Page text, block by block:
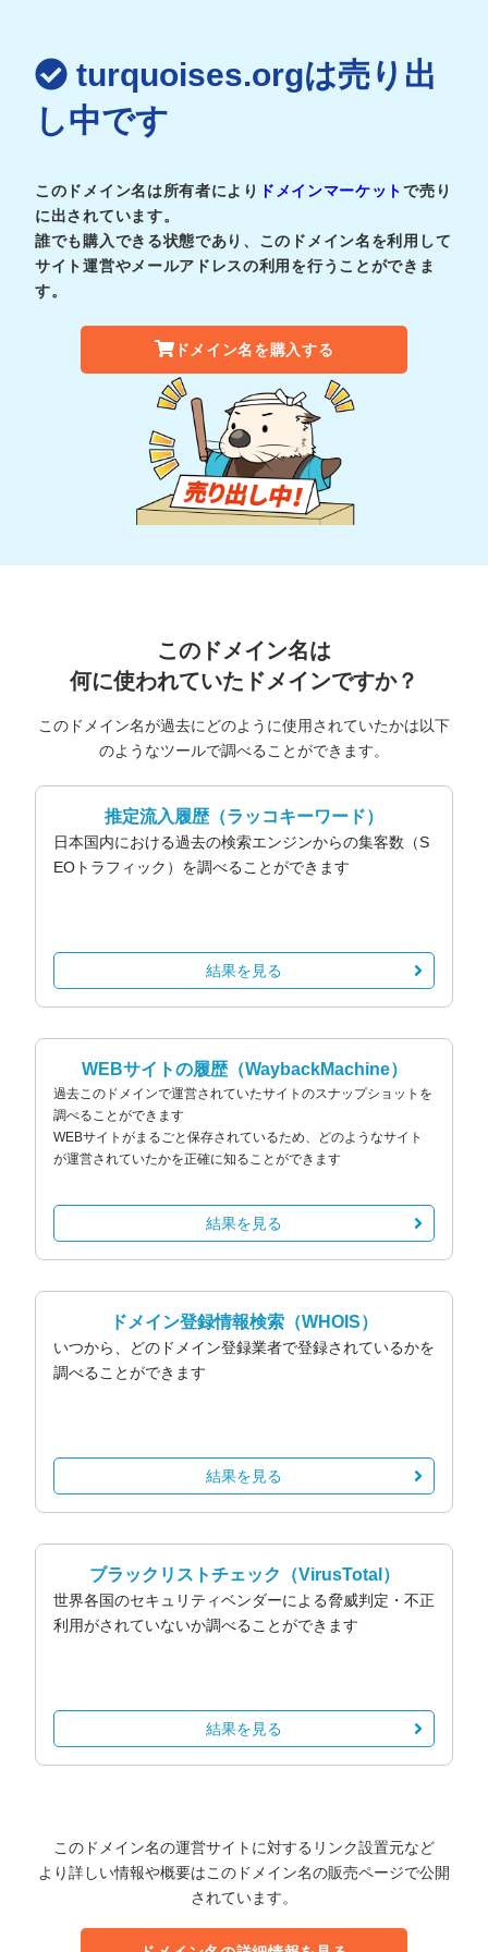
turquoises.orgは売り出
し中です
このドメイン名は所有者により ドメインマーケットで売り
に出されています。
誰でも購入できる状態であり、このドメイン名を利用して
サイト運営やメールアドレスの利用を行うことができま
す。
ドメイン名を購入する
このドメイン名は
何に使われていたドメインですか？
このドメイン名が過去にどのように使用されていたかは以下
のようなツールで調べることができます。
推定流入履歴（ラッコキーワード）
日本国内における過去の検索エンジンからの集客数（S
EOトラフィック）を調べることができます
結果を見る
WEBサイトの履歴（WaybackMachine）
過去このドメインで運営されていたサイトのスナップショットを
調べることができます
WEBサイトがまるごと保存されているため、どのようなサイト
が運営されていたかを正確に知ることができます
結果を見る
ドメイン登録情報検索 （WHOIS）
いつから、どのドメイン登録業者で登録されているかを
調べることができます
結果を見る
ブラックリストチェック （VirusTotal）
世界各国のセキュリティベンダーによる脅威判定・不正
利用がされていないか調べることができます
結果を見る
このドメイン名の運営サイトに対するリンク設置元など
より詳しい情報や概要はこのドメイン名の販売ページで公開
されています。